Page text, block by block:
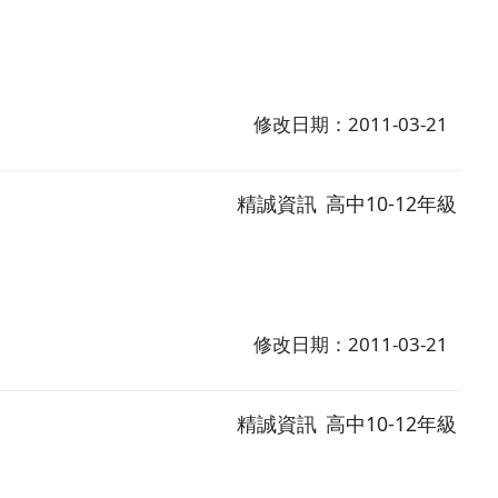
修改日期：2011-03-21
精誠資訊 高中10-12年級
修改日期：2011-03-21
精誠資訊 高中10-12年級